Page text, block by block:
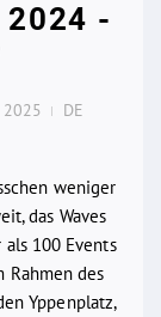
2024 -
DE
weniger
das Waves
100 Events
Rahmen des
Yppenplatz,